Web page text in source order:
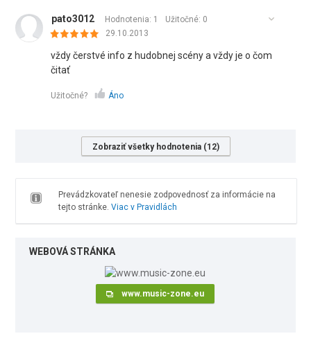
pato3012 Hodnotenia: 1 Užitočné: 0
29.10.2013
vždy čerstvé info z hudobnej scény a vždy je o čom
čitať
Užitočné? Áno
Zobraziť všetky hodnotenia (12)
Prevádzkovateľ nenesie zodpovednosť za informácie na
tejto stránke. Viac v Pravidlách
WEBOVÁ STRÁNKA
www.music-zone.eu